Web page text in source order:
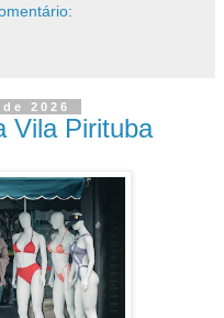
2026
Vila Pirituba